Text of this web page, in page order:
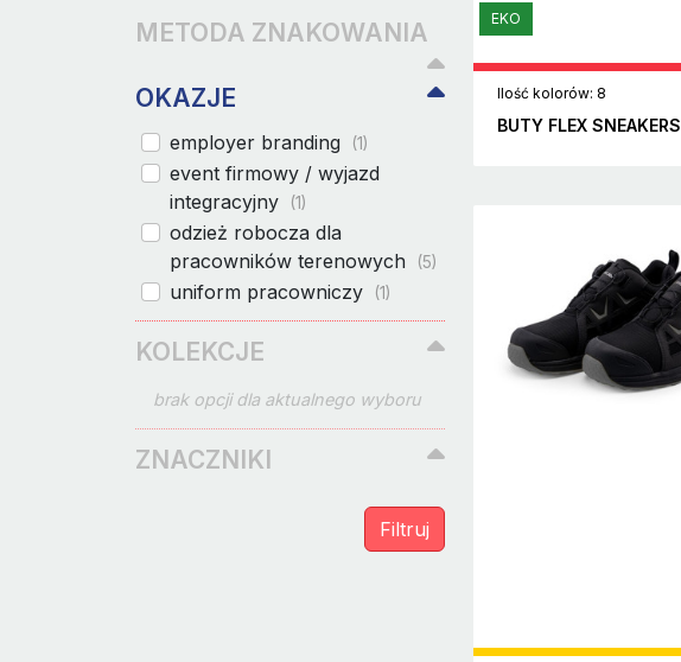
METODA ZNAKOWANIA
OKAZJE
employer branding (1)
event firmowy / wyjazd
integracyjny
(1)
odzież robocza dla
pracowników terenowych
(5)
uniform pracowniczy (1)
KOLEKCJE
brak opcji dla aktualnego wyboru
ZNACZNIKI
EKO
Ilość kolorów: 8
BUTY FLEX SNEAKERS